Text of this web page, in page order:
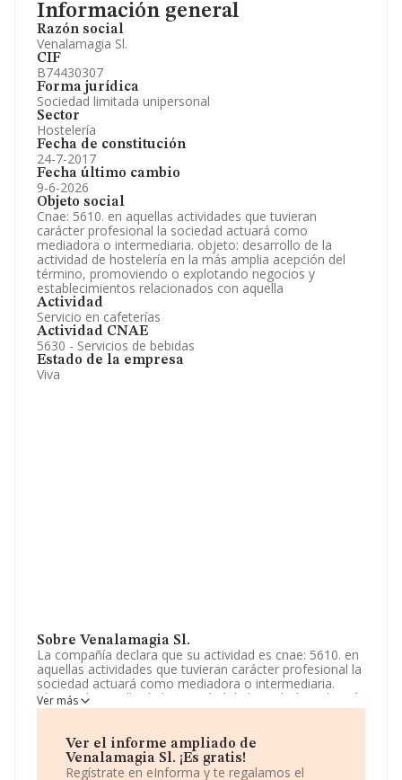
Información general
Razón social
Venalamagia Sl.
CIF
B74430307
Forma jurídica
Sociedad limitada unipersonal
Sector
Hostelería
Fecha de constitución
24-7-2017
Fecha último cambio
9-6-2026
Objeto social
Cnae: 5610. en aquellas actividades que tuvieran
carácter profesional la sociedad actuará como
mediadora o intermediaria. objeto: desarrollo de la
actividad de hostelería en la más amplia acepción del
término, promoviendo o explotando negocios y
establecimientos relacionados con aquella
Actividad
Servicio en cafeterías
Actividad CNAE
5630 - Servicios de bebidas
Estado de la empresa
Viva
Sobre Venalamagia Sl.
La compañía declara que su actividad es cnae: 5610. en
aquellas actividades que tuvieran carácter profesional la
sociedad actuará como mediadora o intermediaria.
objeto: desarrollo de la actividad de hostelería en la más
amplia acepción del término, promoviendo o
con aquella. La empresa aparece inscrita en el Registro
Mercantil como Sociedad Limitada. Su actividad CNAE
es 'Establecimientos de bebidas' con código 5630. La
Ver más
Ver el informe ampliado de
Venalamagia Sl. ¡Es gratis!
Regístrate en eInforma y te regalamos el